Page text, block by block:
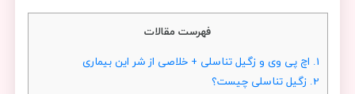
فهرست مقالات
1. اچ پی وی و زگیل تناسلی + خلاصی از شر این بیماری
2. زگیل تناسلی چیست؟